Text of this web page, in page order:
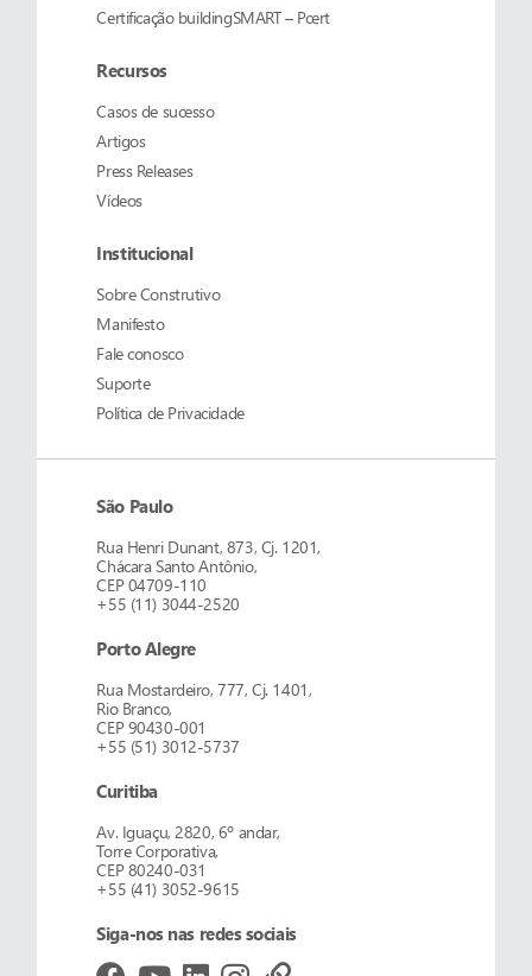
Certificação buildingSMART – Pcert
Recursos
Casos de sucesso
Artigos
Press Releases
Vídeos
Institucional
SobreConstrutivo
Manifesto
Fale conosco
Suporte
Política de Privacidade
São Paulo
Rua Henri Dunant, 873, Cj. 1201,
Chácara Santo Antônio,
CEP 04709-110
+55 (11) 3044-2520
Porto Alegre
Rua Mostardeiro, 777, Cj. 1401,
Rio Branco,
CEP 90430-001
+55 (51) 3012-5737
Curitiba
Av. Iguaçu, 2820, 6º andar,
Torre Corporativa,
CEP 80240-031
+55 (41) 3052-9615
Siga-nos nas redes sociais